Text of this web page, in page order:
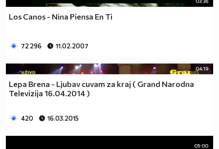
Los Canos - Nina Piensa En Ti
72 296 11.02.2007
04:19
Lepa Brena - Ljubav cuvam za kraj ( Grand Narodna
Televizija 16.04.2014 )
420 16.03.2015
05:00